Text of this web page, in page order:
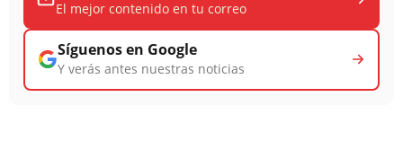
El mejor contenido en tu correo
Síguenos en Google
Y verás antes nuestras noticias